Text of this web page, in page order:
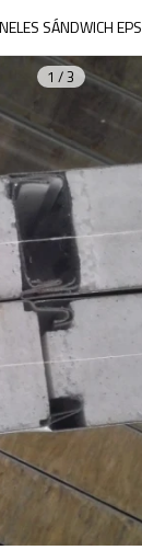
SÁNDWICH EPS
1 /3